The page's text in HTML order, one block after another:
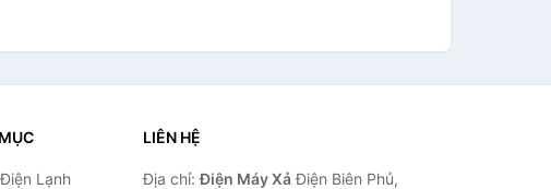
Lạnh
LIÊN HỆ
Địa chỉ:Điện Máy XảĐiện Biên Phủ,